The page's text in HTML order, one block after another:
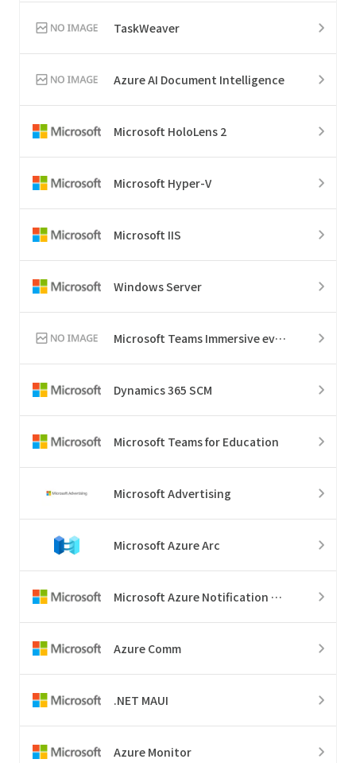
TaskWeaver
Azure AI Document Intelligence
Microsoft HoloLens 2
Microsoft Hyper-V
Microsoft IIS
Windows Server
Microsoft Teams Immersive events
Dynamics 365 SCM
Microsoft Teams for Education
Microsoft Advertising
Microsoft Azure Arc
Microsoft Azure Notification Hubs
Azure Comm
.NET MAUI
Azure Monitor